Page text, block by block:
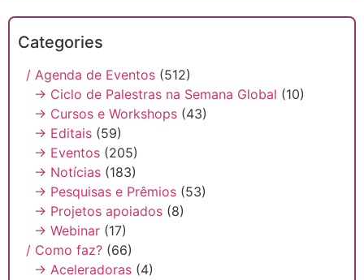
Categories
/ Agenda de Eventos (512)
→ Ciclo de Palestras na Semana Global (10)
→ Cursos e Workshops (43)
→ Editais (59)
→ Eventos (205)
→ Notícias (183)
→ Pesquisas e Prêmios (53)
→ Projetos apoiados (8)
→ Webinar (17)
/ Como faz? (66)
→ Aceleradoras (4)